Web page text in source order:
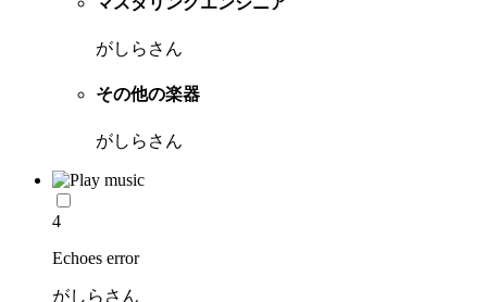
がしらさん
その他の楽器
がしらさん
4
Echoes error
がしらさん